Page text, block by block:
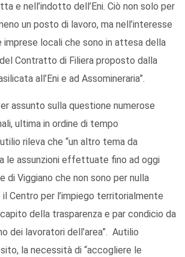
e nell’indotto dell’Eni. Ciò non solo per
un posto di lavoro, ma nell’interesse
imprese locali che sono in attesa della
Contratto di Filiera proposto dalla
all’Eni e ad Assomineraria”.
assunto sulla questione numerose
ultima in ordine di tempo
rileva che “un altro tema da
le assunzioni effettuate fino ad oggi
di Viggiano che non sono per nulla
Centro per l’impiego territorialmente
della trasparenza e par condicio da
dei lavoratori dell’area”. Autilio
la necessità di “accogliere le